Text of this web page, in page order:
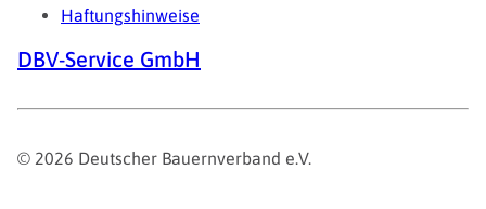
Haftungshinweise
DBV-Service GmbH
© 2026 Deutscher Bauernverband e.V.